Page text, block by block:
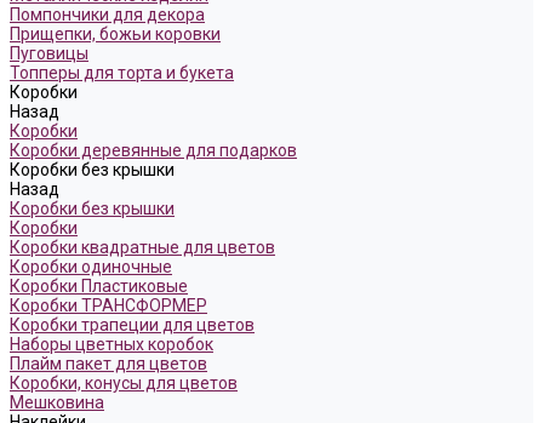
Помпончики для декора
Прищепки, божьи коровки
Пуговицы
Топперы для торта и букета
Коробки
Назад
Коробки
Коробки деревянные для подарков
Коробки без крышки
Назад
Коробки без крышки
Коробки
Коробки квадратные для цветов
Коробки одиночные
Коробки Пластиковые
Коробки ТРАНСФОРМЕР
Коробки трапеции для цветов
Наборы цветных коробок
Плайм пакет для цветов
Коробки, конусы для цветов
Мешковина